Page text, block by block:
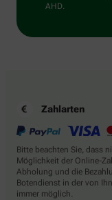
AHD.
Zahlarten
Bitte beachten Sie, dass
Möglichkeit der Online-
Abholung und die
Botendienst in der von
immer möglich.